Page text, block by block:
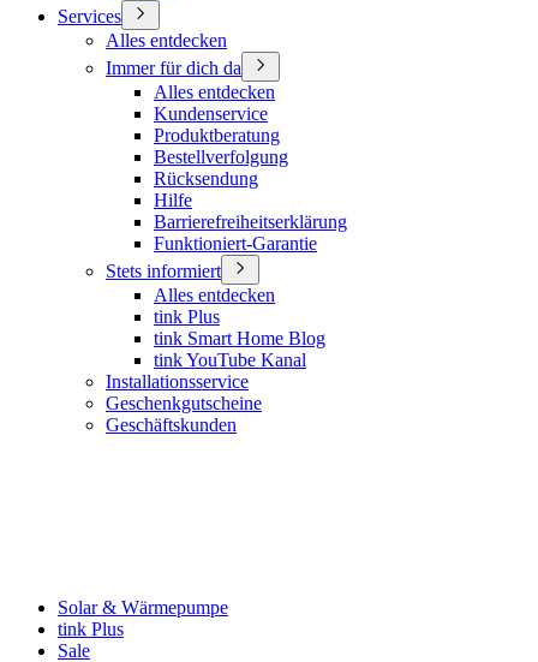
Services
Alles entdecken
Immer für dich da
Alles entdecken
Kundenservice
Produktberatung
Bestellverfolgung
Rücksendung
Hilfe
Barrierefreiheitserklärung
Funktioniert-Garantie
Stets informiert
Alles entdecken
tink Plus
tink Smart Home Blog
tink YouTube Kanal
Installationsservice
Geschenkgutscheine
Geschäftskunden
Solar & Wärmepumpe
tink Plus
Sale